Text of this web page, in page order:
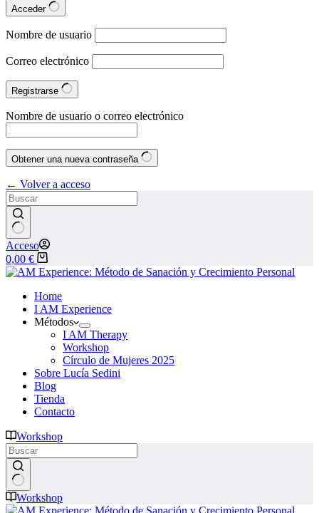
Acceder
Nombre de usuario
Correo electrónico
Registrarse
Nombre de usuario o correo electrónico
Obtener una nueva contraseña
← Volver a acceso
Acceso
0,00 €
Home
I AM Experience
Métodos
I AM Therapy
Workshop
Círculo de Mujeres 2025
Sobre Lucía Sedini
Blog
Tienda
Contacto
Workshop
Workshop